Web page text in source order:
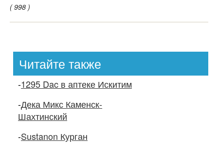
( 998 )
Читайте также
-1295 Dac в аптеке Искитим
-Дека Микс Каменск-
Шахтинский
-Sustanon Курган